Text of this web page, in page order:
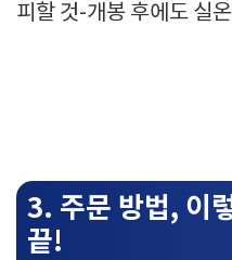
피할 것-개봉 후에도 실
3. 주문 방법, 이
끝!